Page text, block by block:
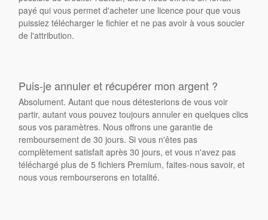
payé qui vous permet d'acheter une licence pour que vous
puissiez télécharger le fichier et ne pas avoir à vous soucier
de l'attribution.
Puis-je annuler et récupérer mon argent ?
Absolument. Autant que nous détesterions de vous voir
partir, autant vous pouvez toujours annuler en quelques clics
sous vos paramètres. Nous offrons une garantie de
remboursement de 30 jours. Si vous n'êtes pas
complètement satisfait après 30 jours, et vous n'avez pas
téléchargé plus de 5 fichiers Premium, faites-nous savoir, et
nous vous rembourserons en totalité.